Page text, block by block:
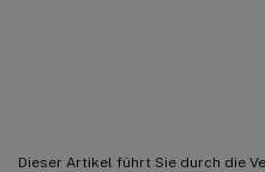
Dieser Artikel führt Sie durch die